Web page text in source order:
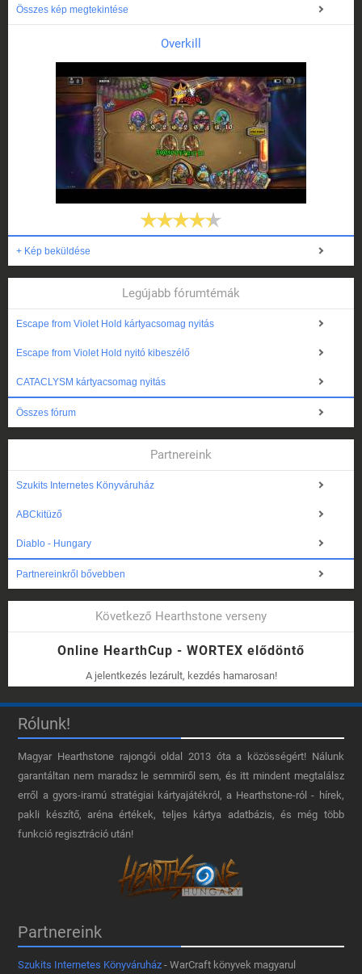
Összes kép megtekintése
Overkill
+ Kép beküldése
Legújabb fórumtémák
Escape from Violet Hold kártyacsomag nyitás
Escape from Violet Hold nyitó kibeszélő
CATACLYSM kártyacsomag nyitás
Összes fórum
Partnereink
Szukits Internetes Könyváruház
ABCkitüző
Diablo - Hungary
Partnereinkről bővebben
Következő Hearthstone verseny
Online HearthCup - WORTEX elődöntő
A jelentkezés lezárult, kezdés hamarosan!
Rólunk!
Magyar Hearthstone​ rajongói oldal 2013 óta a közösségért! Nálunk
garantáltan nem maradsz le semmiről sem, és itt mindent megtalálsz
erről a gyors-iramú stratégiai kártyajátékról, a Hearthstone-ról - hírek,
pakli készítő, aréna értékek, teljes kártya adatbázis, és még több
funkció regisztráció után!
Partnereink
Szukits Internetes Könyváruház - WarCraft könyvek magyarul